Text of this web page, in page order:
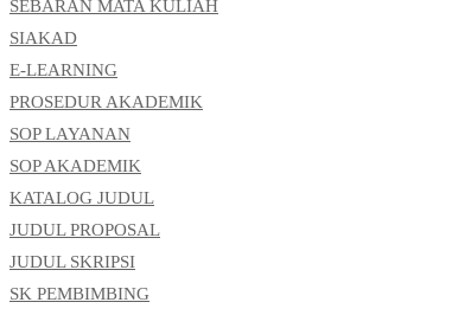
SEBARAN MATA KULIAH
SIAKAD
E-LEARNING
PROSEDUR AKADEMIK
SOP LAYANAN
SOP AKADEMIK
KATALOG JUDUL
JUDUL PROPOSAL
JUDUL SKRIPSI
SK PEMBIMBING